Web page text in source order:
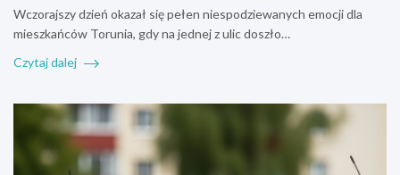
Wczorajszy dzień okazał się pełen niespodziewanych emocji dla
mieszkańców Torunia, gdy na jednej z ulic doszło…
Czytaj dalej